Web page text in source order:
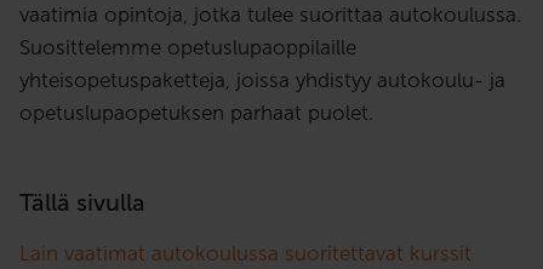
vaatimia opintoja, jotka tulee suorittaa autokoulussa.
Suosittelemme opetuslupaoppilaille
yhteisopetuspaketteja, joissa yhdistyy autokoulu- ja
opetuslupaopetuksen parhaat puolet.
Tällä sivulla
Lain vaatimat autokoulussa suoritettavat kurssit